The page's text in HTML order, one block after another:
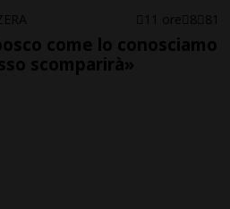
11 ore 8 81
come lo conosciamo
scomparirà»